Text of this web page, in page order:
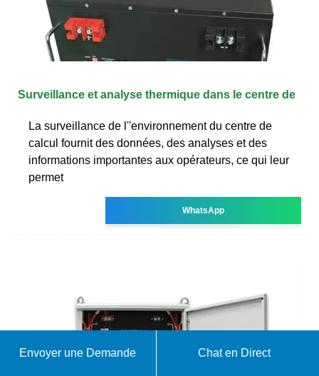
Surveillance et analyse thermique dans le centre de
La surveillance de l''environnement du centre de
calcul fournit des données, des analyses et des
informations importantes aux opérateurs, ce qui leur
permet
WhatsApp
Envoyer une Demande Chat en Direct